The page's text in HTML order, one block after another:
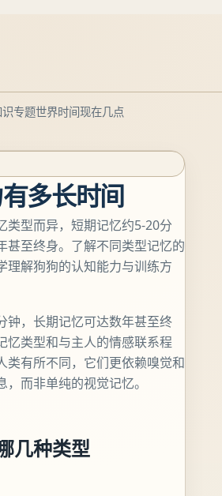
专题世界时间现在几点
多长时间
类型而异，短期记忆约5-20分
甚至终身。了解不同类型记忆的
理解狗狗的认知能力与训练方
钟，长期记忆可达数年甚至终
忆类型和与主人的情感联系程
类有所不同，它们更依赖嗅觉和
而非单纯的视觉记忆。
几种类型